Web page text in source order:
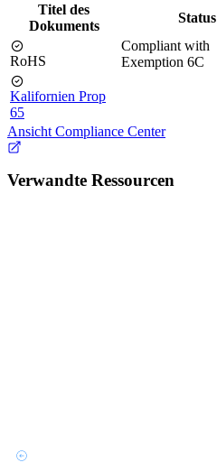
Titel des
Dokuments
Status
RoHS
Compliant with
Exemption 6C
Kalifornien Prop
65
Ansicht Compliance Center
Verwandte Ressourcen